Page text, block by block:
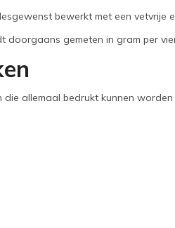
bewerkt met een vetvrije
gemeten in gram per
allemaal bedrukt kunnen